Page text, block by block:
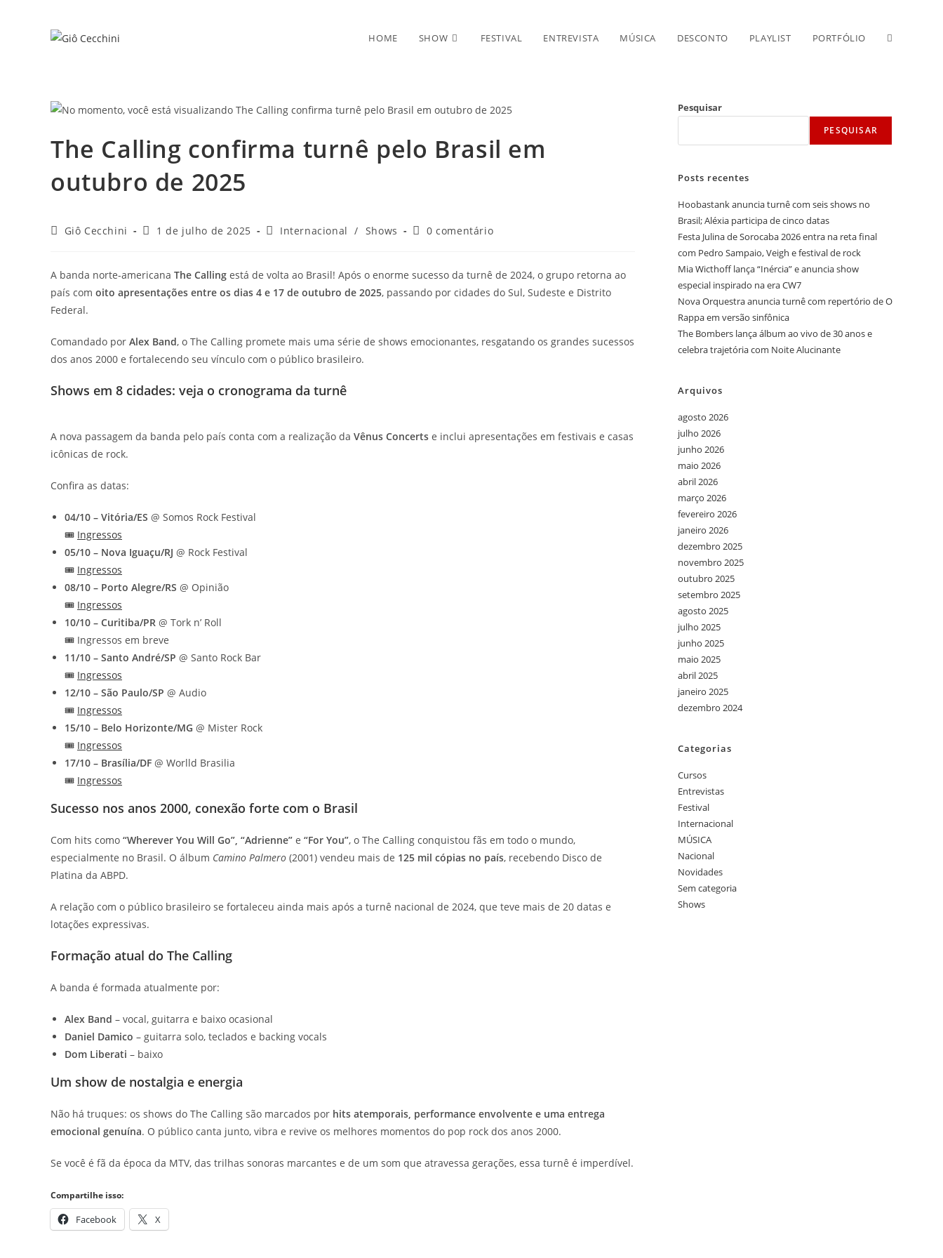
HOME SHOW FESTIVAL ENTREVISTA MÚSICA DESCONTO PLAYLIST PORTFÓLIO Alternar
do
The Calling confirma turnê pelo Brasil em
outubro de 2025
AutorGiô Cecchini
Post1 de julho de 2025
Categoria
Internacional / Shows
Comentários
0 comentário
A banda norte-americana The Calling está de volta ao Brasil! Após o enorme sucesso da turnê de 2024, o grupo retorna ao
país com oito apresentações entre os dias 4 e 17 de outubro de 2025, passando por cidades do Sul, Sudeste e Distrito
Federal.
Comandado por Alex Band, o The Calling promete mais uma série de shows emocionantes, resgatando os grandes sucessos
dos anos 2000 e fortalecendo seu vínculo com o público brasileiro.
Shows em 8 cidades: veja o cronograma da turnê
A nova passagem da banda pelo país conta com a realização da Vênus Concerts e inclui apresentações em festivais e casas
icônicas de rock.
Confira as datas:
04/10 – Vitória/ES @ Somos Rock Festival
🎟️ Ingressos
05/10 – Nova Iguaçu/RJ @ Rock Festival
🎟️ Ingressos
08/10 – Porto Alegre/RS @ Opinião
🎟️ Ingressos
10/10 – Curitiba/PR @ Tork n’ Roll
🎟️ Ingressos em breve
11/10 – Santo André/SP @ Santo Rock Bar
🎟️ Ingressos
12/10 – São Paulo/SP @ Audio
🎟️ Ingressos
15/10 – Belo Horizonte/MG @ Mister Rock
🎟️ Ingressos
17/10 – Brasília/DF @ Worlld Brasilia
🎟️ Ingressos
Sucesso nos anos 2000, conexão forte com o Brasil
Com hits como “Wherever You Will Go”, “Adrienne” e “For You”, o The Calling conquistou fãs em todo o mundo,
especialmente no Brasil. O álbum Camino Palmero (2001) vendeu mais de 125 mil cópias no país, recebendo Disco de
Platina da ABPD.
A relação com o público brasileiro se fortaleceu ainda mais após a turnê nacional de 2024, que teve mais de 20 datas e
lotações expressivas.
Formação atual do The Calling
A banda é formada atualmente por:
Alex Band – vocal, guitarra e baixo ocasional
Daniel Damico – guitarra solo, teclados e backing vocals
Dom Liberati – baixo
Um show de nostalgia e energia
Não há truques: os shows do The Calling são marcados por hits atemporais, performance envolvente e uma entrega
emocional genuína. O público canta junto, vibra e revive os melhores momentos do pop rock dos anos 2000.
Se você é fã da época da MTV, das trilhas sonoras marcantes e de um som que atravessa gerações, essa turnê é imperdível.
Compartilhe isso:
Facebook X
Pesquisar
PESQUISAR
Posts recentes
Hoobastank anuncia turnê com seis shows no
Brasil; Aléxia participa de cinco datas
Festa Julina de Sorocaba 2026 entra na reta final
com Pedro Sampaio, Veigh e festival de rock
Mia Wicthoff lança “Inércia” e anuncia show
especial inspirado na era CW7
Nova Orquestra anuncia turnê com repertório de O
Rappa em versão sinfônica
The Bombers lança álbum ao vivo de 30 anos e
celebra trajetória com Noite Alucinante
Arquivos
agosto 2026
julho 2026
junho 2026
maio 2026
abril 2026
março 2026
fevereiro 2026
janeiro 2026
dezembro 2025
novembro 2025
outubro 2025
setembro 2025
agosto 2025
julho 2025
junho 2025
maio 2025
abril 2025
janeiro 2025
dezembro 2024
Categorias
Cursos
Entrevistas
Festival
Internacional
MÚSICA
Nacional
Novidades
Sem categoria
Shows